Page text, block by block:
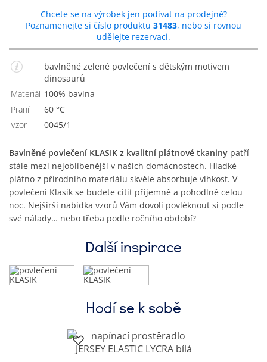
Chcete se na výrobek jen podívat na prodejně?
Poznamenejte si číslo produktu 31483, nebo si rovnou
udělejte rezervaci.
bavlněné zelené povlečení s dětským motivem
dinosaurů
Materiál
100% bavlna
Praní
60 °C
Vzor
0045/1
Bavlněné povlečení KLASIK z kvalitní plátnové tkaniny patří
stále mezi nejoblíbenější v našich domácnostech. Hladké
plátno z přírodního materiálu skvěle absorbuje vlhkost. V
povlečení Klasik se budete cítit příjemně a pohodlně celou
noc. Nejširší nabídka vzorů Vám dovolí povléknout si podle
své nálady… nebo třeba podle ročního období?
Další inspirace
Hodí se k sobě